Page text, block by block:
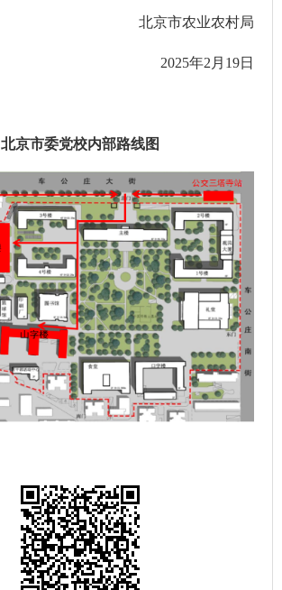
北京市农业农村局
2025年2月19日
北京市委党校内部路线图